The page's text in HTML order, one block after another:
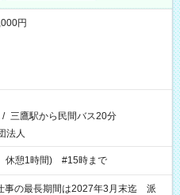
円
/ 三鷹駅から民間バス20分
法人
休憩1時間) #15時まで
事の最長期間は2027年3月末迄 派